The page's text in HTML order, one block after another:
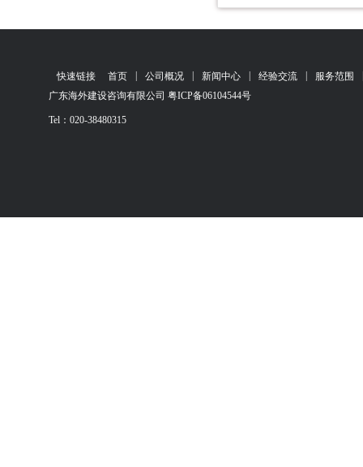
快速链接 首页 | 公司概况 | 新闻中心 | 经验交流 | 服务范围
广东海外建设咨询有限公司 粤ICP备06104544号
Tel：020-38480315